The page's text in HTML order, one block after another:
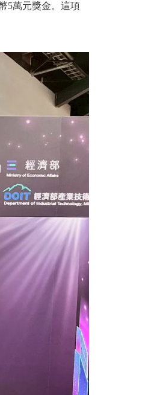
5萬元獎金。這項